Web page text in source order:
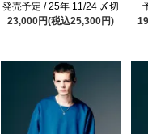
発売予定 / 25年 11/24 〆切
23,000円(税込25,300円)